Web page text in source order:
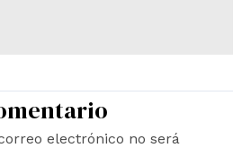
electrónico no será